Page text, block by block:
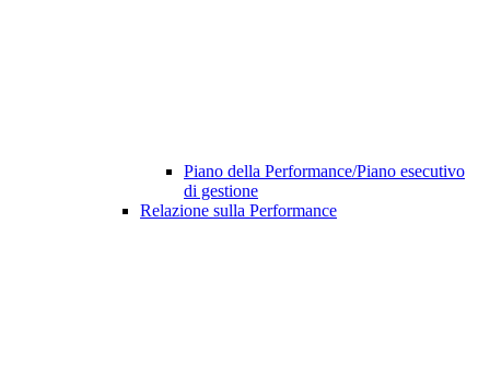
Piano della Performance/Piano esecutivo
di gestione
Relazione sulla Performance